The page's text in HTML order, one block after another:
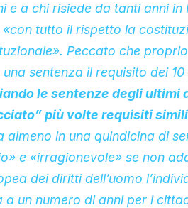
e a chi risiede da tanti anni
tutto il rispetto la
Peccato che
sentenza il requisito dei
le sentenze degli ultimi
più volte requisiti simili
almeno in una quindicina di
e «irragionevole» se non
dei diritti dell’uomo
un numero di anni per i